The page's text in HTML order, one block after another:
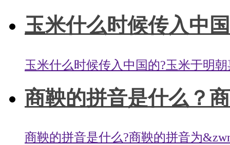
玉米什么时候传入中
玉米什么时候传入中国的?玉米于明
商鞅的拼音是什么？
商鞅的拼音是什么?商鞅的拼音为